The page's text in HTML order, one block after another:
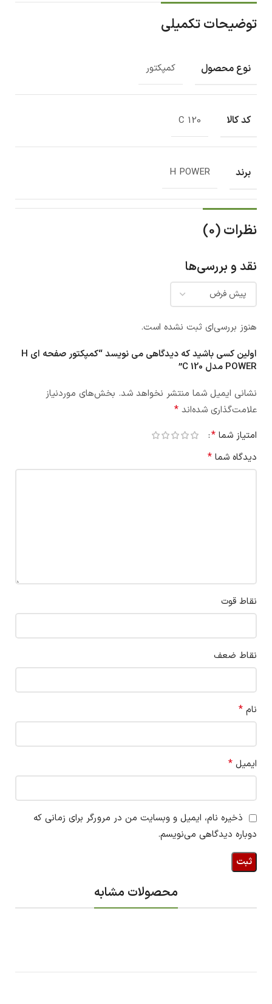
توضیحات تکمیلی
نوع محصول کمپکتور
کد کالا C 120
برند H POWER
نظرات (0)
نقد و بررسی‌ها
هنوز بررسی‌ای ثبت نشده است.
اولین کسی باشید که دیدگاهی می نویسد “کمپکتور صفحه ای H
POWER مدل C 120”
نشانی ایمیل شما منتشر نخواهد شد. بخش‌های موردنیاز
علامت‌گذاری شده‌اند *
امتیاز شما *
دیدگاه شما *
نقاط قوت
نقاط ضعف
نام *
ایمیل *
ذخیره نام، ایمیل و وبسایت من در مرورگر برای زمانی که
دوباره دیدگاهی می‌نویسم.
محصولات مشابه